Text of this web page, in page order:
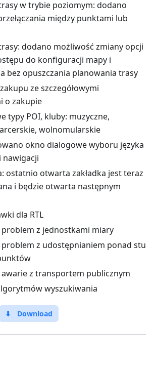
w trybie poziomym: dodano
między punktami lub
dodano możliwość zmiany opcji
do konfiguracji mapy i
bez opuszczania planowania trasy
ze szczegółowymi
o zakupie
typy POI, kluby: muzyczne,
wolnomularskie
okno dialogowe wyboru języka
ostatnio otwarta zakładka jest teraz
i będzie otwarta następnym
dla RTL
z jednostkami miary
z udostępnianiem ponad stu
z transportem publicznym
wyszukiwania
⬇ Download